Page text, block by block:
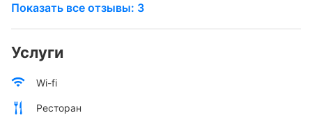
Показать все отзывы: 3
Услуги
Wi-fi
Ресторан